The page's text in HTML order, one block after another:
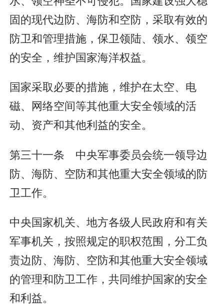
固的现代边防、海防和空防，采取有效的
防卫和管理措施，保卫领陆、领水、领空
的安全，维护国家海洋权益。
国家采取必要的措施，维护在太空、电
磁、网络空间等其他重大安全领域的活
动、资产和其他利益的安全。
第三十一条 中央军事委员会统一领导边
防、海防、空防和其他重大安全领域的防
卫工作。
中央国家机关、地方各级人民政府和有关
军事机关，按照规定的职权范围，分工负
责边防、海防、空防和其他重大安全领域
的管理和防卫工作，共同维护国家的安全
和利益。